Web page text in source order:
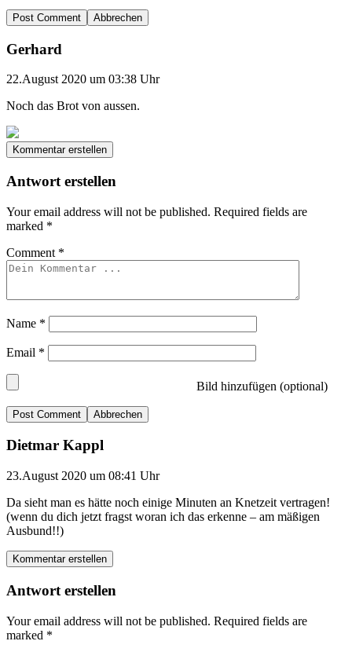
Abbrechen
Gerhard
22.August 2020 um 03:38 Uhr
Noch das Brot von aussen.
Kommentar erstellen
Antwort erstellen
Your email address will not be published. Required fields are
marked *
Comment *
Name *
Email *
Bild hinzufügen (optional)
Abbrechen
Dietmar Kappl
23.August 2020 um 08:41 Uhr
Da sieht man es hätte noch einige Minuten an Knetzeit vertragen!
(wenn du dich jetzt fragst woran ich das erkenne – am mäßigen
Ausbund!!)
Kommentar erstellen
Antwort erstellen
Your email address will not be published. Required fields are
marked *